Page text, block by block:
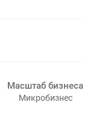
Масштаб бизнеса
Микробизнес